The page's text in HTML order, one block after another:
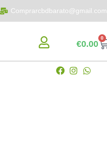
Comprarcbdbarato@gmail.com
€0.00
0